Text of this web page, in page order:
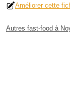
Améliorer cette
Autres fast-food à